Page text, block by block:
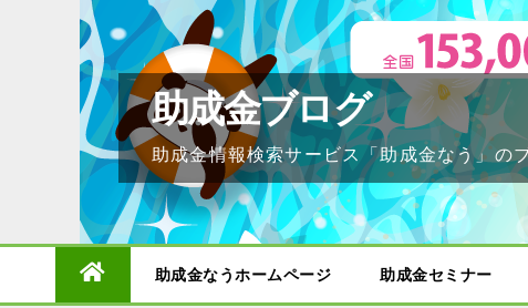
助成金ブログ
助成金情報検索サービス「助成金なう」の
助成金なうホームページ 助成金セミナー